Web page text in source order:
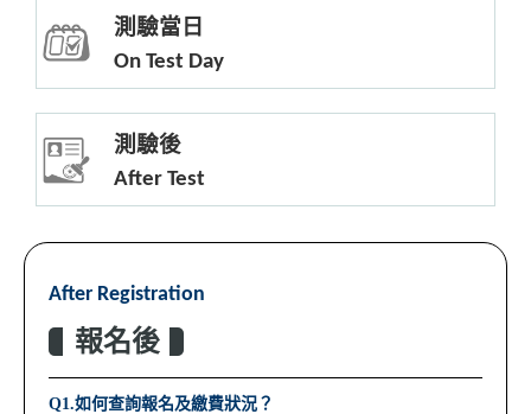
測驗當日
On Test Day
測驗後
After Test
After Registration
報名後
Q1.如何查詢報名及繳費狀況？